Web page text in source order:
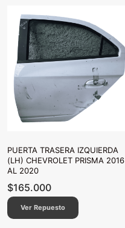
PUERTA TRASERA IZQUIERDA
(LH) CHEVROLET PRISMA 2016
AL 2020
$165.000
Ver Repuesto